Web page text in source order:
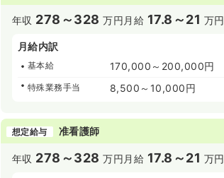
年収 278～328 万円 月給 17.8～21 万円
月給内訳
基本給 170,000～200,000円
特殊業務手当 8,500～10,000円
想定給与 准看護師
年収 278～328 万円 月給 17.8～21 万円